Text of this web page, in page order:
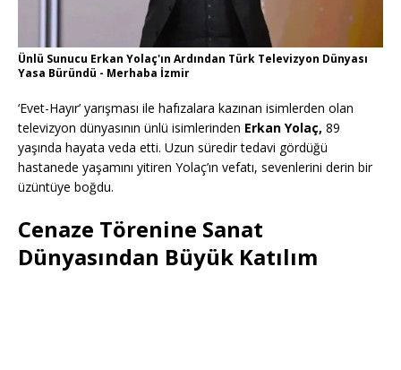
Ünlü Sunucu Erkan Yolaç'ın Ardından Türk Televizyon Dünyası
Yasa Büründü - Merhaba İzmir
‘Evet-Hayır’ yarışması ile hafızalara kazınan isimlerden olan
televizyon dünyasının ünlü isimlerinden Erkan Yolaç, 89
yaşında hayata veda etti. Uzun süredir tedavi gördüğü
hastanede yaşamını yitiren Yolaç’ın vefatı, sevenlerini derin bir
üzüntüye boğdu.
Cenaze Törenine Sanat
Dünyasından Büyük Katılım